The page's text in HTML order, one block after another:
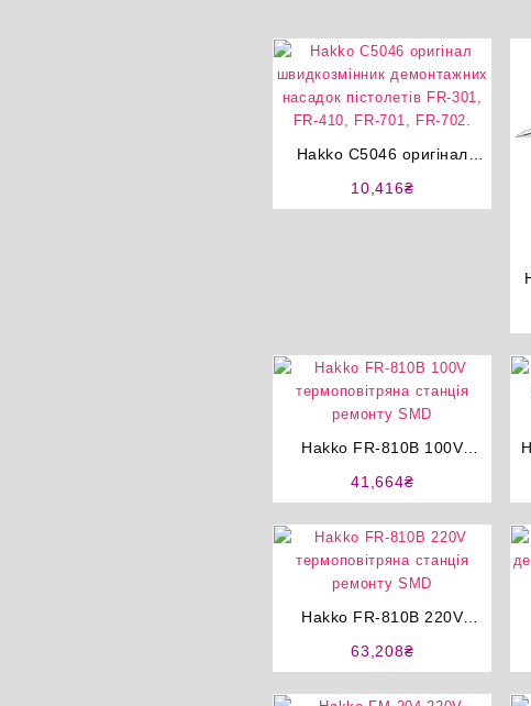
Hakko C5046 оригінал
демонтажних насадок
10,416₴
Hakko FR-810B 100V
ремонту SMD
41,664₴
Hakko FR-810B 220V
ремонту SMD
63,208₴